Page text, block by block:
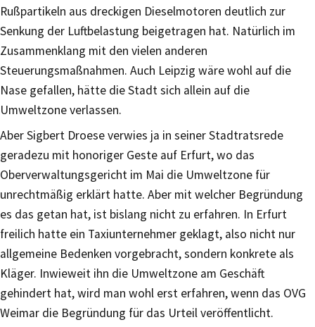
Rußpartikeln aus dreckigen Dieselmotoren deutlich zur
Senkung der Luftbelastung beigetragen hat. Natürlich im
Zusammenklang mit den vielen anderen
Steuerungsmaßnahmen. Auch Leipzig wäre wohl auf die
Nase gefallen, hätte die Stadt sich allein auf die
Umweltzone verlassen.
Aber Sigbert Droese verwies ja in seiner Stadtratsrede
geradezu mit honoriger Geste auf Erfurt, wo das
Oberverwaltungsgericht im Mai die Umweltzone für
unrechtmäßig erklärt hatte. Aber mit welcher Begründung
es das getan hat, ist bislang nicht zu erfahren. In Erfurt
freilich hatte ein Taxiunternehmer geklagt, also nicht nur
allgemeine Bedenken vorgebracht, sondern konkrete als
Kläger. Inwieweit ihn die Umweltzone am Geschäft
gehindert hat, wird man wohl erst erfahren, wenn das OVG
Weimar die Begründung für das Urteil veröffentlicht.